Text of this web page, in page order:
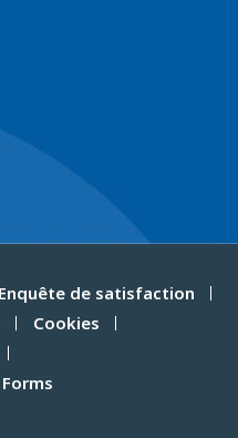
Enquête de satisfaction
Cookies